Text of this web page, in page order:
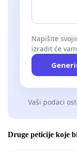
Napišite
izradit će
Vaši podaci
Druge peticije koje